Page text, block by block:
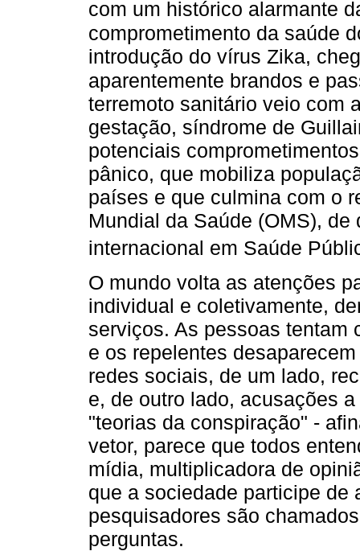
com um histórico alarmante
comprometimento da saúde
introdução do vírus Zika,
aparentemente brandos e
terremoto sanitário veio com
gestação, síndrome de
potenciais
pânico, que mobiliza
países e que culmina com o
Mundial da Saúde (OMS),
internacional em Saúde
O mundo volta as atenções
individual e coletivamente,
serviços. As pessoas tentam
e os repelentes
redes sociais, de um lado,
e, de outro lado, acusações
"teorias da conspiração" -
vetor, parece que todos
mídia, multiplicadora de
que a sociedade participe de
pesquisadores são
perguntas.